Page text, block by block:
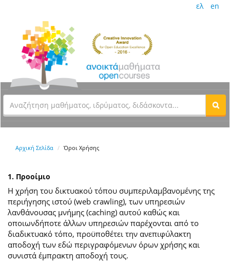
ελ en
Αρχική Σελίδα Όροι Χρήσης
1. Προοίμιο
Η χρήση του δικτυακού τόπου συμπεριλαμβανομένης της
περιήγησης ιστού (web crawling), των υπηρεσιών
λανθάνουσας μνήμης (caching) αυτού καθώς και
οποιωνδήποτε άλλων υπηρεσιών παρέχονται από το
διαδικτυακό τόπο, προϋποθέτει την ανεπιφύλακτη
αποδοχή των εδώ περιγραφόμενων όρων χρήσης και
συνιστά έμπρακτη αποδοχή τους.